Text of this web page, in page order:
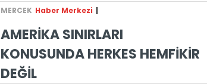
MERCEK Haber Merkezi |
AMERİKA SINIRLARI
KONUSUNDA HERKES HEMFİKİR
DEĞİL